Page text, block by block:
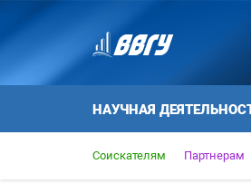
НАУЧНАЯ
Соискателям Партнерам